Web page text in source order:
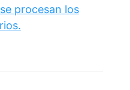
procesan los